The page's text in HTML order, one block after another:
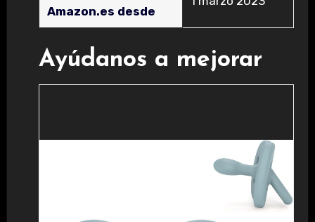
Amazon.es desde
Ayúdanos a mejorar